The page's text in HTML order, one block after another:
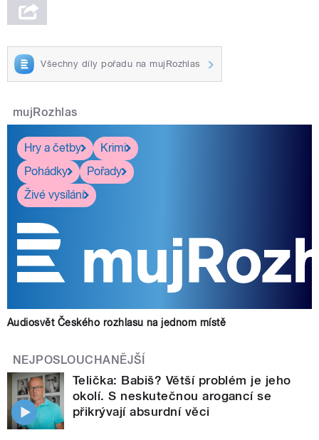
Všechny díly pořadu na mujRozhlas
mujRozhlas
Hry a četby
Krimi
Pohádky
Pořady
Živé vysílání
Audiosvět Českého rozhlasu na jednom místě
NEJPOSLOUCHANĚJŠÍ
Telička: Babiš? Větší problém je jeho
okolí. S neskutečnou arogancí se
přikrývají absurdní věci